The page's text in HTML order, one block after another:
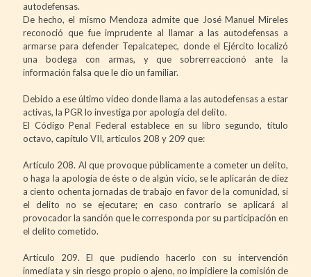
autodefensas.
De hecho, el mismo Mendoza admite que José Manuel Mireles
reconoció que fue imprudente al llamar a las autodefensas a
armarse para defender Tepalcatepec, donde el Ejército localizó
una bodega con armas, y que sobrerreaccionó ante la
información falsa que le dio un familiar.
Debido a ese último video donde llama a las autodefensas a estar
activas, la PGR lo investiga por apología del delito.
El Código Penal Federal establece en su libro segundo, título
octavo, capítulo VII, artículos 208 y 209 que:
Artículo 208. Al que provoque públicamente a cometer un delito,
o haga la apología de éste o de algún vicio, se le aplicarán de diez
a ciento ochenta jornadas de trabajo en favor de la comunidad, si
el delito no se ejecutare; en caso contrario se aplicará al
provocador la sanción que le corresponda por su participación en
el delito cometido.
Artículo 209. El que pudiendo hacerlo con su intervención
inmediata y sin riesgo propio o ajeno, no impidiere la comisión de